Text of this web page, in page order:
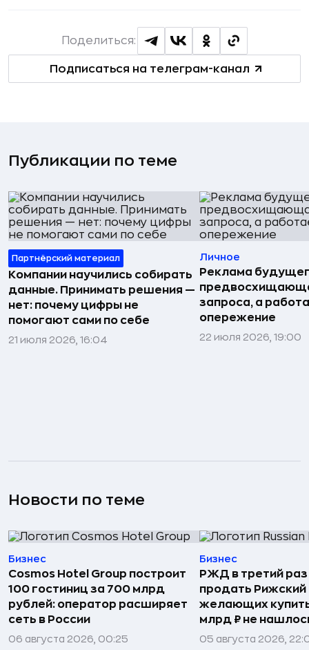
Подписаться на телеграм-канал
Поделиться:
Публикации по теме
Партнёрский материал
Компании научились собирать
данные. Принимать решения —
нет: почему цифры не
помогают сами по себе
21 июля 2026, 16:04
Личное
Реклама
запроса, а
опережение
22 июля 2026, 19:00
Новости по теме
Бизнес
Cosmos Hotel Group построит
100 гостиниц за 700 млрд
рублей: оператор расширяет
сеть в России
06 августа 2026, 00:25
Бизнес
РЖД в третий
продать Рижский
желающих
млрд ₽ не
05 августа 2026,